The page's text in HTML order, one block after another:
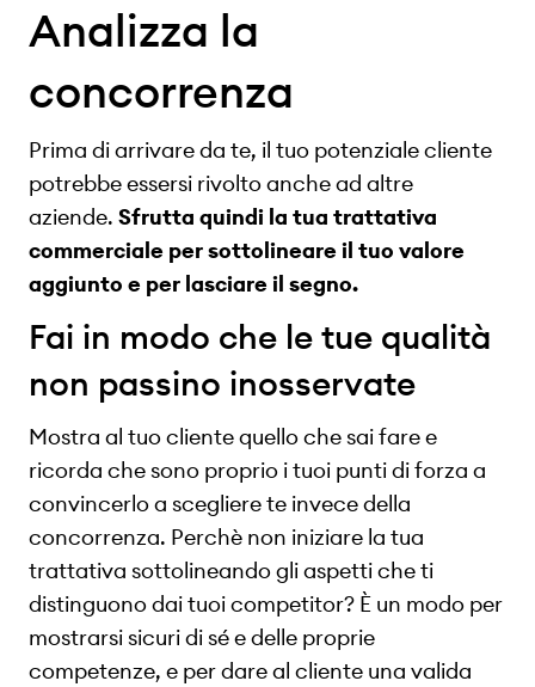
Analizza la
concorrenza
Prima di arrivare da te, il tuo potenziale cliente
potrebbe essersi rivolto anche ad altre
aziende. Sfrutta quindi la tua trattativa
commerciale per sottolineare il tuo valore
aggiunto e per lasciare il segno.
Fai in modo che le tue qualità
non passino inosservate
Mostra al tuo cliente quello che sai fare e
ricorda che sono proprio i tuoi punti di forza a
convincerlo a scegliere te invece della
concorrenza. Perchè non iniziare la tua
trattativa sottolineando gli aspetti che ti
distinguono dai tuoi competitor? È un modo per
mostrarsi sicuri di sé e delle proprie
competenze, e per dare al cliente una valida